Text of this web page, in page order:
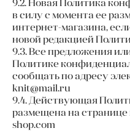
9.2. Новая Политика
в силу с момента ее
интернет-магазина,
новой редакцией
9.3. Все предложения
Политике
сообщать по адресу
knit@mail.ru
9.4. Действующая
размещена на
shop.com